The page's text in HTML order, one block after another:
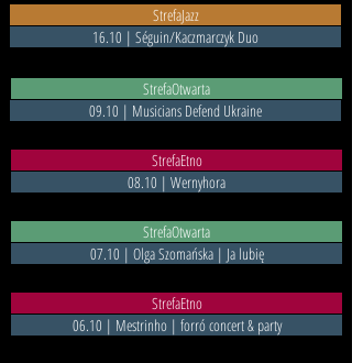
StrefaJazz
16.10 | Séguin/Kaczmarczyk Duo
StrefaOtwarta
09.10 | Musicians Defend Ukraine
StrefaEtno
08.10 | Wernyhora
StrefaOtwarta
07.10 | Olga Szomańska | Ja lubię
StrefaEtno
06.10 | Mestrinho | forró concert & party